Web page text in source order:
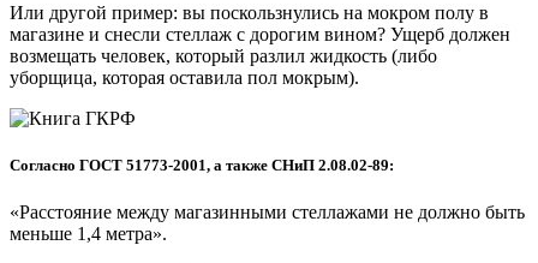
Или другой пример: вы поскользнулись на мокром полу в
магазине и снесли стеллаж с дорогим вином? Ущерб должен
возмещать человек, который разлил жидкость (либо
уборщица, которая оставила пол мокрым).
Согласно ГОСТ 51773-2001, а также СНиП 2.08.02-89:
«Расстояние между магазинными стеллажами не должно быть
меньше 1,4 метра».